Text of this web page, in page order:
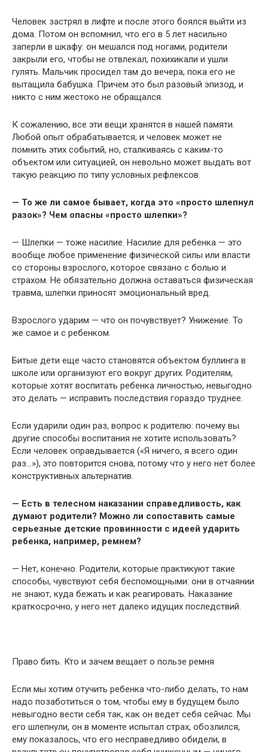
Человек застрял в лифте и после этого боялся выйти из
дома. Потом он вспомнил, что его в 5 лет насильно
заперли в шкафу: он мешался под ногами, родители
закрыли его, чтобы не отвлекал, похихикали и ушли
гулять. Мальчик просидел там до вечера, пока его не
вытащила бабушка. Причем это был разовый эпизод, и
никто с ним жестоко не обращался.
К сожалению, все эти вещи хранятся в нашей памяти.
Любой опыт обрабатывается, и человек может не
помнить этих событий, но, сталкиваясь с каким-то
объектом или ситуацией, он невольно может выдать вот
такую реакцию по типу условных рефлексов.
— То же ли самое бывает, когда это «просто шлепнул
разок»? Чем опасны «просто шлепки»?
— Шлепки — тоже насилие. Насилие для ребенка — это
вообще любое применение физической силы или власти
со стороны взрослого, которое связано с болью и
страхом. Не обязательно должна оставаться физическая
травма, шлепки приносят эмоциональный вред.
Взрослого ударим — что он почувствует? Унижение. То
же самое и с ребенком.
Битые дети еще часто становятся объектом буллинга в
школе или организуют его вокруг других. Родителям,
которые хотят воспитать ребенка личностью, невыгодно
это делать — исправить последствия гораздо труднее.
Если ударили один раз, вопрос к родителю: почему вы
другие способы воспитания не хотите использовать?
Если человек оправдывается («Я ничего, я всего один
раз…»), это повторится снова, потому что у него нет более
конструктивных альтернатив.
— Есть в телесном наказании справедливость, как
думают родители? Можно ли сопоставить самые
серьезные детские провинности с идеей ударить
ребенка, например, ремнем?
— Нет, конечно. Родители, которые практикуют такие
способы, чувствуют себя беспомощными: они в отчаянии
не знают, куда бежать и как реагировать. Наказание
краткосрочно, у него нет далеко идущих последствий.
Право бить. Кто и зачем вещает о пользе ремня
Если мы хотим отучить ребенка что-либо делать, то нам
надо позаботиться о том, чтобы ему в будущем было
невыгодно вести себя так, как он ведет себя сейчас. Мы
его шлепнули, он в моменте испытал страх, обозлился,
ему показалось, что его несправедливо обидели, в